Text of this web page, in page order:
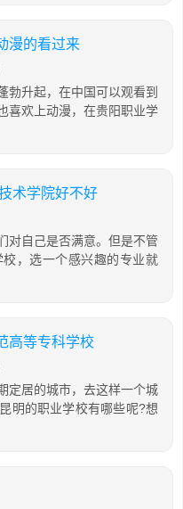
漫的看过来
勃升起，在中国可以观看到
喜欢上动漫，在贵阳职业学
术学院好不好
对自己是否满意。但是不管
，选一个感兴趣的专业就
高等专科学校
定居的城市，去这样一个城
明的职业学校有哪些呢?想